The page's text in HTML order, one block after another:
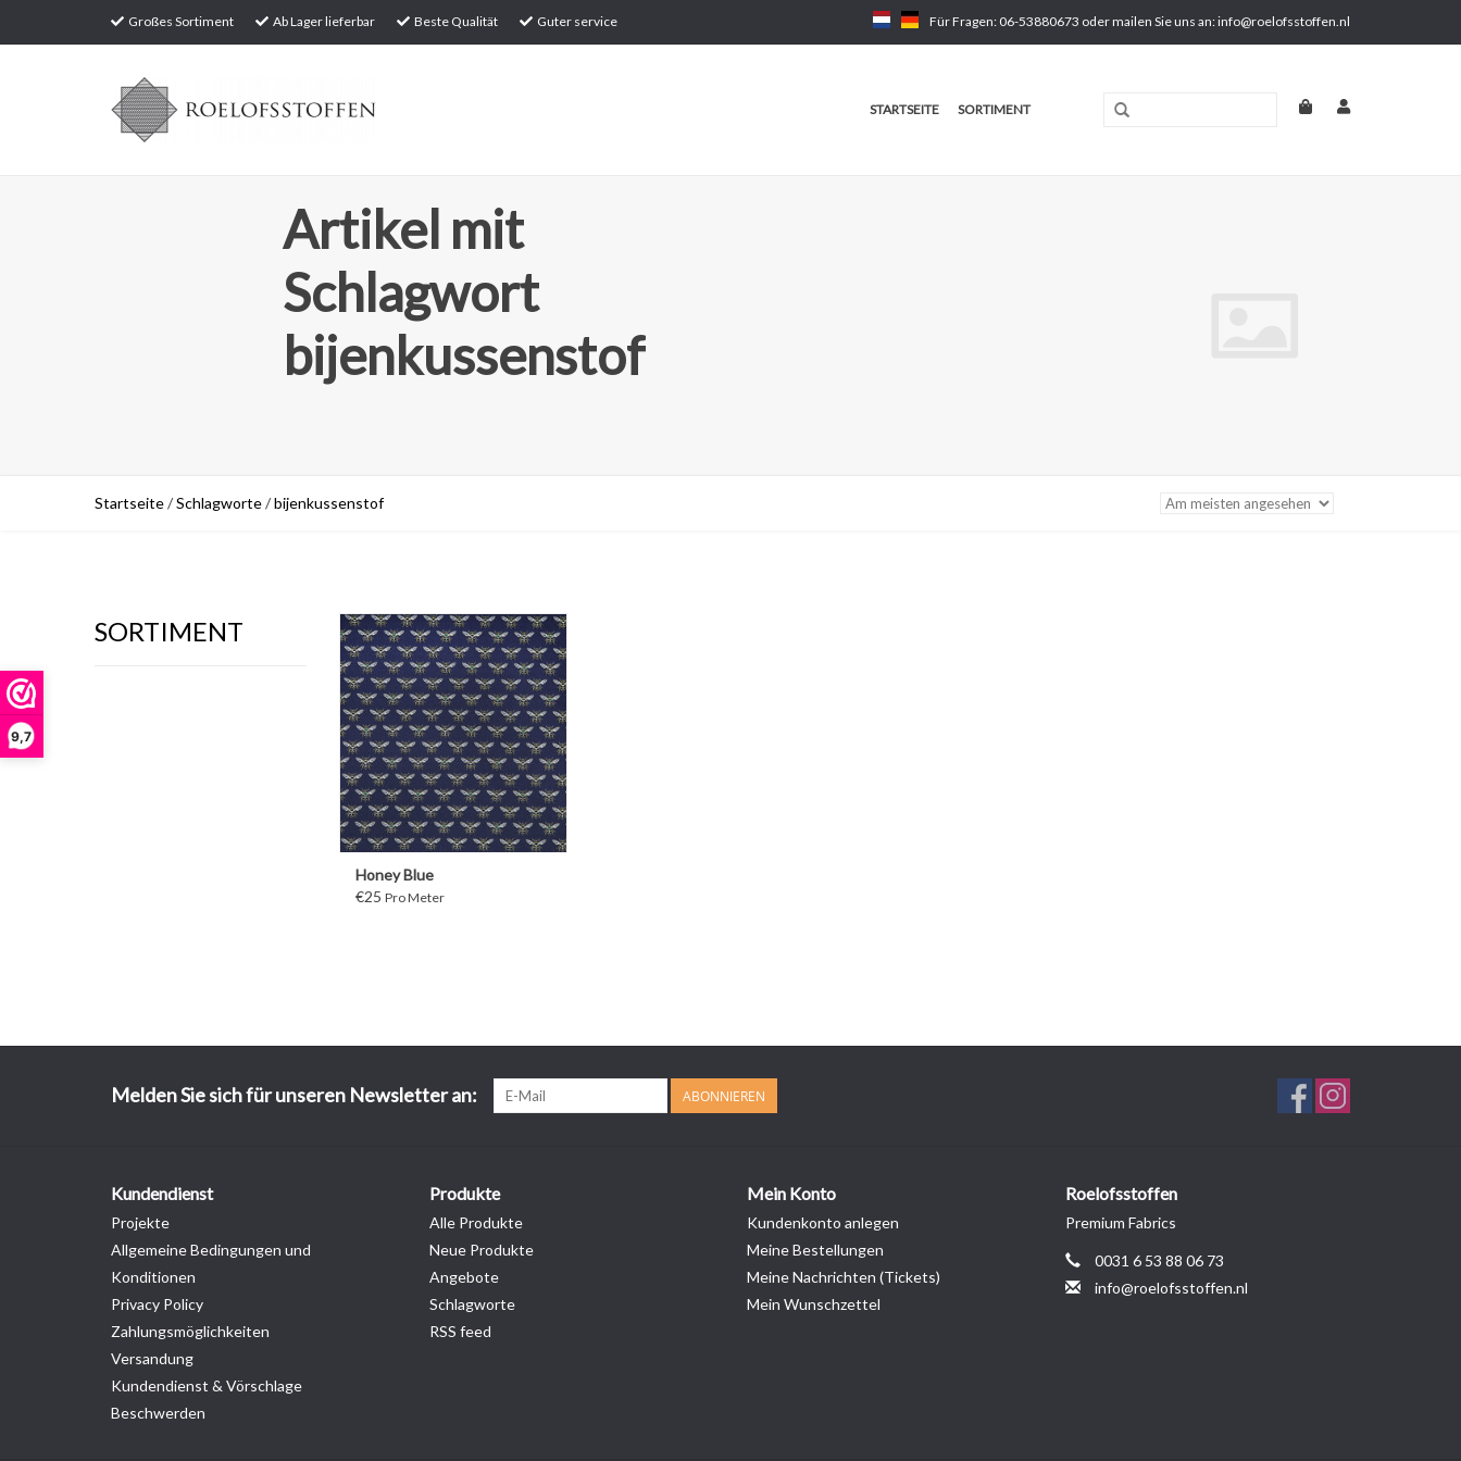
9,7
Großes Sortiment Ab Lager lieferbar Beste Qualität Guter service Für Fragen: 06-53880673 oder mailen Sie uns an:info@roelofsstoffen.nl
STARTSEITE SORTIMENT
Artikel mit
Schlagwort
bijenkussenstof
Startseite/Schlagworte/bijenkussenstof
SORTIMENT
WEITER
Honey Blue
€25 Pro Meter
Melden Sie sich für unseren Newsletter an: ABONNIEREN
Kundendienst
Projekte
Allgemeine Bedingungen und
Konditionen
Privacy Policy
Zahlungsmöglichkeiten
Versandung
Kundendienst & Vörschlage
Beschwerden
Produkte
Alle Produkte
Neue Produkte
Angebote
Schlagworte
RSS feed
Mein Konto
Kundenkonto anlegen
Meine Bestellungen
Meine Nachrichten (Tickets)
Mein Wunschzettel
Roelofsstoffen
Premium Fabrics
0031 6 53 88 06 73
info@roelofsstoffen.nl